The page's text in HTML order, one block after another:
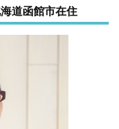
道函館市在住